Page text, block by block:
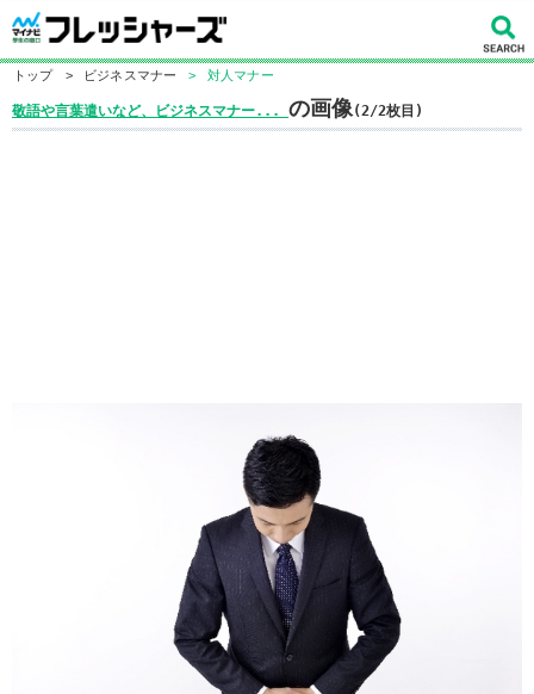
トップ > ビジネスマナー > 対人マナー
敬語や言葉遣いなど、ビジネスマナー... の画像(2/2枚目)